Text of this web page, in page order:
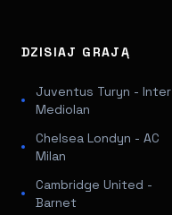
DZISIAJ GRAJĄ
Juventus Turyn - Inter
Mediolan
Chelsea Londyn - AC
Milan
Cambridge United -
Barnet